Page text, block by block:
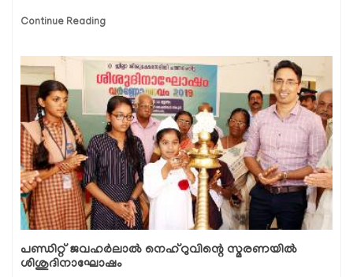
Continue Reading
പണ്ഡിറ്റ് ജവഹര്‍ലാല്‍ നെഹ്‌റുവിന്റെ സ്മരണയില്‍
ശിശുദിനാഘോഷം